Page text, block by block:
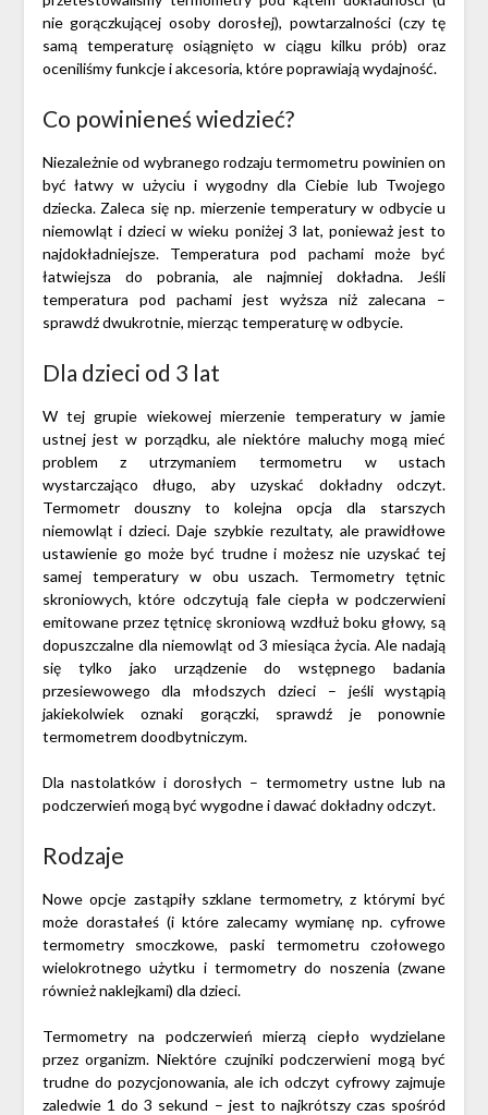
nie gorączkującej osoby dorosłej), powtarzalności (czy tę
samą temperaturę osiągnięto w ciągu kilku prób) oraz
oceniliśmy funkcje i akcesoria, które poprawiają wydajność.
Co powinieneś wiedzieć?
Niezależnie od wybranego rodzaju termometru powinien on
być łatwy w użyciu i wygodny dla Ciebie lub Twojego
dziecka. Zaleca się np. mierzenie temperatury w odbycie u
niemowląt i dzieci w wieku poniżej 3 lat, ponieważ jest to
najdokładniejsze. Temperatura pod pachami może być
łatwiejsza do pobrania, ale najmniej dokładna. Jeśli
temperatura pod pachami jest wyższa niż zalecana –
sprawdź dwukrotnie, mierząc temperaturę w odbycie.
Dla dzieci od 3 lat
W tej grupie wiekowej mierzenie temperatury w jamie
ustnej jest w porządku, ale niektóre maluchy mogą mieć
problem z utrzymaniem termometru w ustach
wystarczająco długo, aby uzyskać dokładny odczyt.
Termometr douszny to kolejna opcja dla starszych
niemowląt i dzieci. Daje szybkie rezultaty, ale prawidłowe
ustawienie go może być trudne i możesz nie uzyskać tej
samej temperatury w obu uszach. Termometry tętnic
skroniowych, które odczytują fale ciepła w podczerwieni
emitowane przez tętnicę skroniową wzdłuż boku głowy, są
dopuszczalne dla niemowląt od 3 miesiąca życia. Ale nadają
się tylko jako urządzenie do wstępnego badania
przesiewowego dla młodszych dzieci – jeśli wystąpią
jakiekolwiek oznaki gorączki, sprawdź je ponownie
termometrem doodbytniczym.
Dla nastolatków i dorosłych – termometry ustne lub na
podczerwień mogą być wygodne i dawać dokładny odczyt.
Rodzaje
Nowe opcje zastąpiły szklane termometry, z którymi być
może dorastałeś (i które zalecamy wymianę np. cyfrowe
termometry smoczkowe, paski termometru czołowego
wielokrotnego użytku i termometry do noszenia (zwane
również naklejkami) dla dzieci.
Termometry na podczerwień mierzą ciepło wydzielane
przez organizm. Niektóre czujniki podczerwieni mogą być
trudne do pozycjonowania, ale ich odczyt cyfrowy zajmuje
zaledwie 1 do 3 sekund – jest to najkrótszy czas spośród